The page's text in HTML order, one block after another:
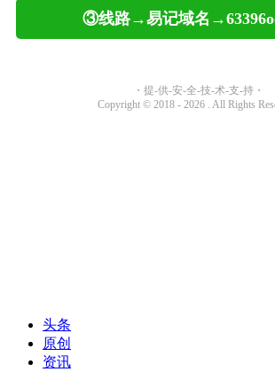
头条
原创
资讯